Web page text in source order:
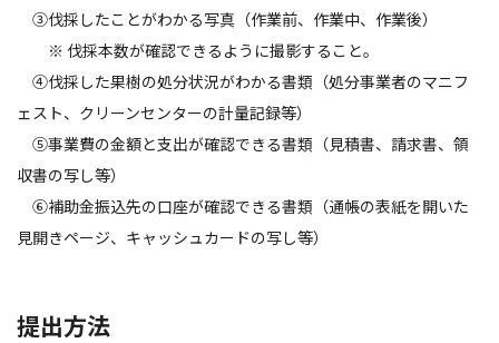
③伐採したことがわかる写真（作業前、作業中、作業後）
※ 伐採本数が確認できるように撮影すること。
④伐採した果樹の処分状況がわかる書類（処分事業者のマニフ
ェスト、クリーンセンターの計量記録等）
⑤事業費の金額と支出が確認できる書類（見積書、請求書、領
収書の写し等）
⑥補助金振込先の口座が確認できる書類（通帳の表紙を開いた
見開きページ、キャッシュカードの写し等）
提出方法